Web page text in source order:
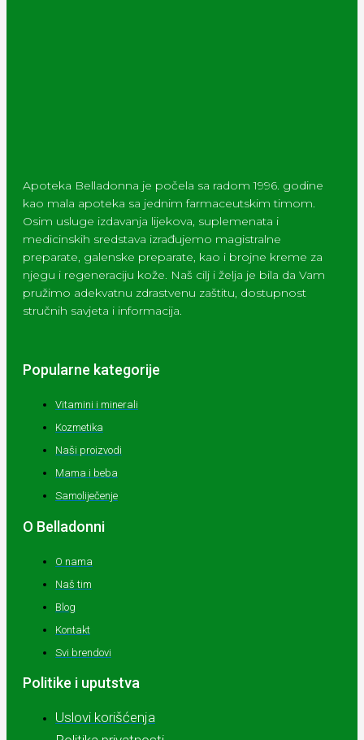
Apoteka Belladonna je počela sa radom 1996. godine
kao mala apoteka sa jednim farmaceutskim timom.
Osim usluge izdavanja lijekova, suplemenata i
medicinskih sredstava izrađujemo magistralne
preparate, galenske preparate, kao i brojne kreme za
njegu i regeneraciju kože. Naš cilj i želja je bila da Vam
pružimo adekvatnu zdrastvenu zaštitu, dostupnost
stručnih savjeta i informacija.
Popularne kategorije
Vitamini i minerali
Kozmetika
Naši proizvodi
Mama i beba
Samoliječenje
O Belladonni
O nama
Naš tim
Blog
Kontakt
Svi brendovi
Politike i uputstva
Uslovi korišćenja